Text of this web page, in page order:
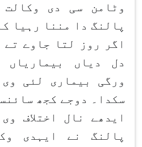
وٹامن سی دی وکالت
پالنگ دا مننا رہیا
اگر روز لتا جاوے تے
دل دیاں بیماریاں
ورگی بیماری لئی
سکدا۔ دوجے کجھ
ایدھے نال اختلاف
پالنگ نے ایہدی